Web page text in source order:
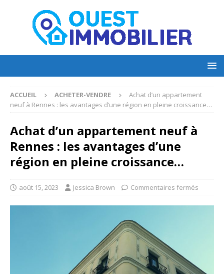
ACCUEIL ACHETER-VENDRE
Achat d’un appartement
neuf à Rennes : les avantages d’une région en pleine croissance…
Achat d’un appartement neuf à
Rennes : les avantages d’une
région en pleine croissance…
août 15, 2023 Jessica Brown Commentaires fermés